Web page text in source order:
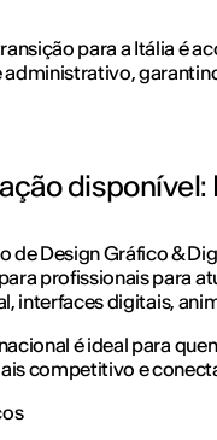
para a Itália é
de Design Gráfico &
profissionais para
interfaces digitais,
é ideal para
competitivo e